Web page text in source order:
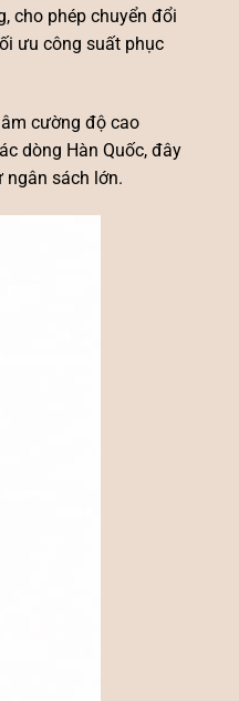
cho phép chuyển đổi
ưu công suất phục
cường độ cao
dòng Hàn Quốc, đây
ngân sách lớn.